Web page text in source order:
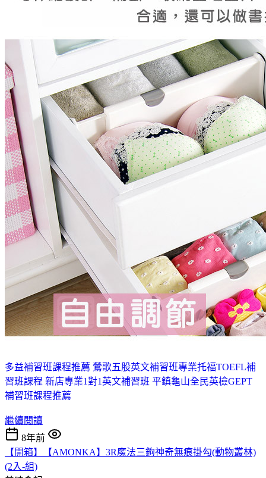
多益補習班課程推薦 鶯歌五股英文補習班專業托福TOEFL補
習班課程 新店專業1對1英文補習班 平鎮龜山全民英檢GEPT
補習班課程推薦
繼續閱讀
8年前
【開箱】【AMONKA】3R魔法三鉤神奇無痕掛勾(動物叢林)
(2入-組)